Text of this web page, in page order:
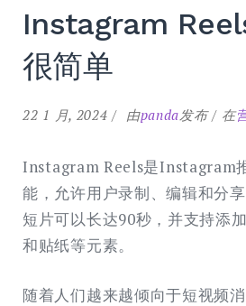
Instagram
很简单
22 1 月, 2024 由panda发布 在
Instagram Reels是Instagram
能，允许用户录制、编辑和分
短片可以长达90秒，并支持添
和贴纸等元素。
随着人们越来越倾向于短视频